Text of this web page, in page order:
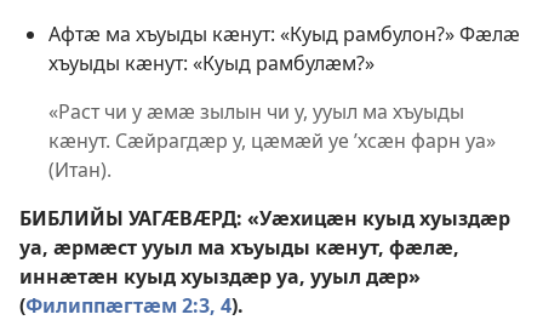
Афтӕ ма хъуыды кӕнут: «Куыд рамбулон?» Фӕлӕ
хъуыды кӕнут: «Куыд рамбулӕм?»
«Раст чи у ӕмӕ зылын чи у, ууыл ма хъуыды
кӕнут. Сӕйрагдӕр у, цӕмӕй уе ’хсӕн фарн уа»
(Итан).
БИБЛИЙЫ УАГӔВӔРД: «Уӕхицӕн куыд хуыздӕр
уа, ӕрмӕст ууыл ма хъуыды кӕнут, фӕлӕ,
иннӕтӕн куыд хуыздӕр уа, ууыл дӕр»
(Филиппӕгтӕм 2:3, 4).